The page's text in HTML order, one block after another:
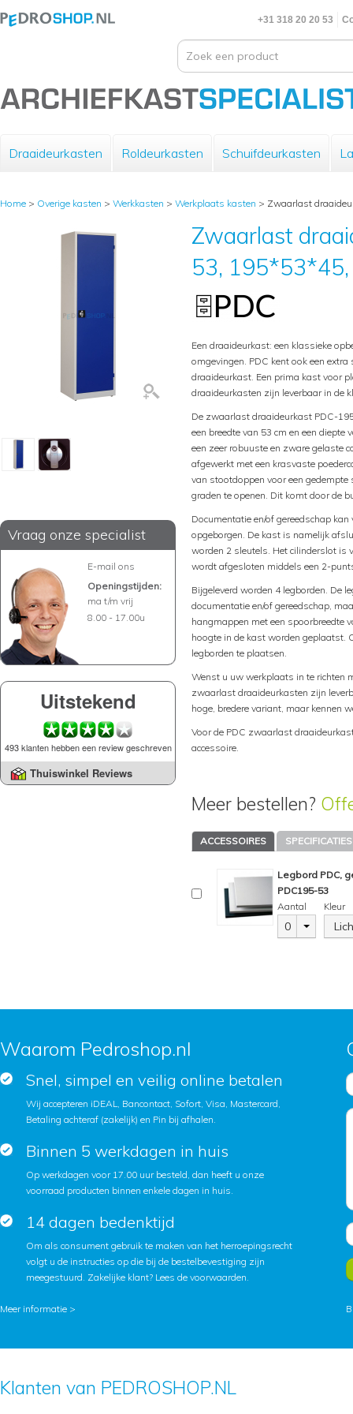
+31 318 20 20 53
Draaideurkasten Roldeurkasten Schuifdeurkasten
Home > Overige kasten > Werkkasten > Werkplaats kasten > Zwaarlast
Vraag onze specialist
E-mail ons
Openingstijden:
ma t/m vrij
8.00 - 17.00u
Uitstekend
493 klanten hebben een review geschreven
Thuiswinkel Reviews
Zwaarlast
53,
Een draaideurkast: een klassieke
omgevingen. PDC kent ook een
draaideurkast. Een prima kast voor
draaideurkasten zijn leverbaar in de
De zwaarlast draaideurkast PDC-
een breedte van 53 cm en een
een zeer robuuste en zware gelaste
afgewerkt met een krasvaste
van stootdoppen voor een
graden te openen. Dit komt door de
Documentatie en/of gereedschap
opgeborgen. De kast is namelijk
worden 2 sleutels. Het cilinderslot is
wordt afgesloten middels een 2-
Bijgeleverd worden 4 legborden. De
documentatie en/of gereedschap,
hangmappen met een spoorbreedte
hoogte in de kast worden geplaatst.
legborden te plaatsen.
Wenst u uw werkplaats in te richten
zwaarlast draaideurkasten zijn
hoge, bredere variant, maar kennen
Voor de PDC zwaarlast
accessoire.
Meer bestellen?
ACCESSOIRES SPECIFICATIES
Legbord PDC,
PDC195-53
Aantal
0
Kleur
Waarom Pedroshop.nl
Snel, simpel en veilig online betalen
Wij accepteren iDEAL, Bancontact, Sofort, Visa, Mastercard,
Betaling achteraf (zakelijk) en Pin bij afhalen.
Binnen 5 werkdagen in huis
Op werkdagen voor 17.00 uur besteld, dan heeft u onze
voorraad producten binnen enkele dagen in huis.
14 dagen bedenktijd
Om als consument gebruik te maken van het herroepingsrecht
volgt u de instructies op die bij de bestelbevestiging zijn
meegestuurd. Zakelijke klant? Lees de voorwaarden.
Meer informatie >
Klanten van PEDROSHOP.NL